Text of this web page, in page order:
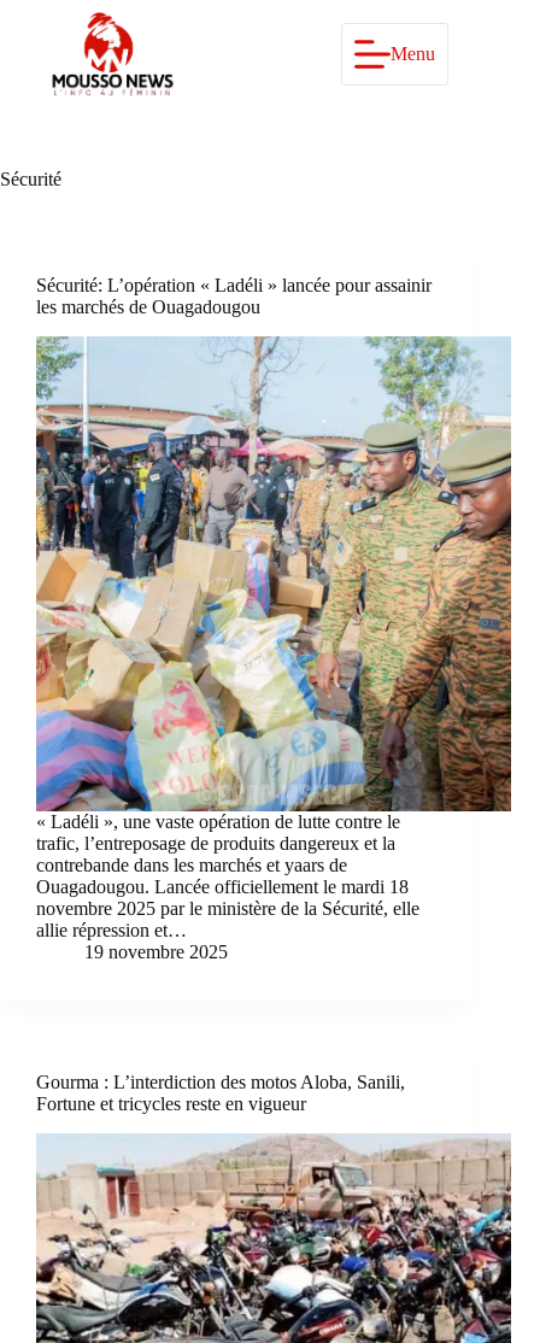
Menu
Sécurité
Sécurité: L’opération « Ladéli » lancée pour assainir
les marchés de Ouagadougou
« Ladéli », une vaste opération de lutte contre le
trafic, l’entreposage de produits dangereux et la
contrebande dans les marchés et yaars de
Ouagadougou. Lancée officiellement le mardi 18
novembre 2025 par le ministère de la Sécurité, elle
allie répression et…
19 novembre 2025
Gourma : L’interdiction des motos Aloba, Sanili,
Fortune et tricycles reste en vigueur